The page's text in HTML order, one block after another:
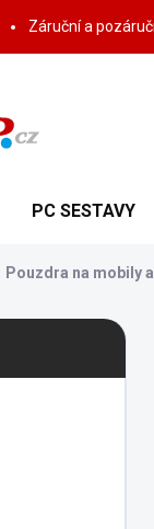
Záruční a
PC SESTAVY
Pouzdra na mobily